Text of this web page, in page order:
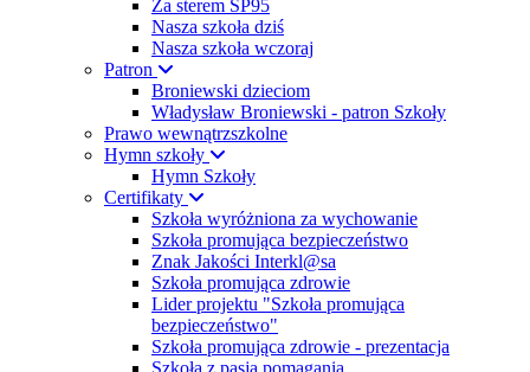
Za sterem SP95
Nasza szkoła dziś
Nasza szkoła wczoraj
Patron
Broniewski dzieciom
Władysław Broniewski - patron Szkoły
Prawo wewnątrzszkolne
Hymn szkoły
Hymn Szkoły
Certifikaty
Szkoła wyróżniona za wychowanie
Szkoła promująca bezpieczeństwo
Znak Jakości Interkl@sa
Szkoła promująca zdrowie
Lider projektu "Szkoła promująca
bezpieczeństwo"
Szkoła promująca zdrowie - prezentacja
Szkoła z pasją pomagania